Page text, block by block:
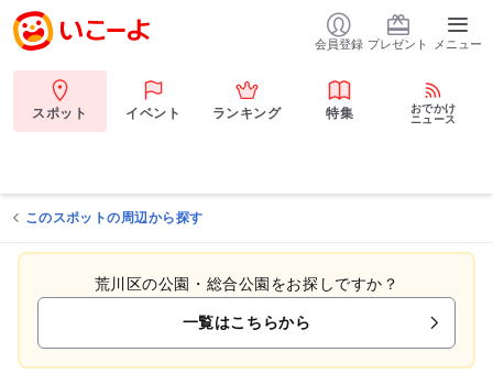
会員登録 プレゼント メニュー
スポット イベント ランキング 特集
おでかけ
ニュース
このスポットの周辺から探す
荒川区の公園・総合公園をお探しですか？
一覧はこちらから